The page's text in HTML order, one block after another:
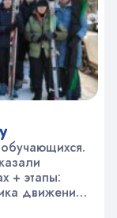
+ этапы:
движения
бурелом,